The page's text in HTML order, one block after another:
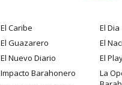
El Caribe
El Dia
El Guazarero
El
El Nuevo Diario
El
Impacto Barahonero
La